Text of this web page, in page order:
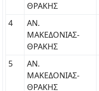
ΘΡΑΚΗΣ
4
ΑΝ.
ΜΑΚΕΔΟΝΙΑΣ-
ΘΡΑΚΗΣ
5
ΑΝ.
ΜΑΚΕΔΟΝΙΑΣ-
ΘΡΑΚΗΣ